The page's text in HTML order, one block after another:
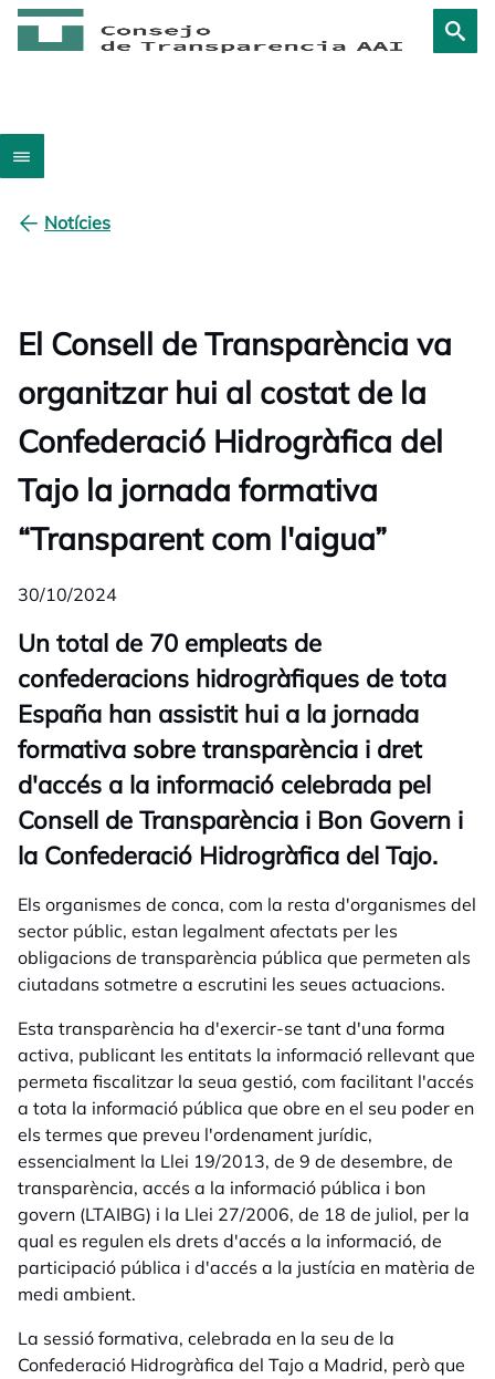
Notícies
El Consell de Transparència va
organitzar hui al costat de la
Confederació Hidrogràfica del
Tajo la jornada formativa
“Transparent com l'aigua”
30/10/2024
Un total de 70 empleats de
confederacions hidrogràfiques de tota
España han assistit hui a la jornada
formativa sobre transparència i dret
d'accés a la informació celebrada pel
Consell de Transparència i Bon Govern i
la Confederació Hidrogràfica del Tajo.
Els organismes de conca, com la resta d'organismes del
sector públic, estan legalment afectats per les
obligacions de transparència pública que permeten als
ciutadans sotmetre a escrutini les seues actuacions.
Esta transparència ha d'exercir-se tant d'una forma
activa, publicant les entitats la informació rellevant que
permeta fiscalitzar la seua gestió, com facilitant l'accés
a tota la informació pública que obre en el seu poder en
els termes que preveu l'ordenament jurídic,
essencialment la Llei 19/2013, de 9 de desembre, de
transparència, accés a la informació pública i bon
govern (LTAIBG) i la Llei 27/2006, de 18 de juliol, per la
qual es regulen els drets d'accés a la informació, de
participació pública i d'accés a la justícia en matèria de
medi ambient.
La sessió formativa, celebrada en la seu de la
Confederació Hidrogràfica del Tajo a Madrid, però que